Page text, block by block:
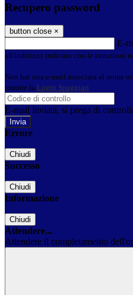
Recupero password
button close ×
E-
all'indirizzo indicato con le istruzioni
Non hai una e-mail associata al nome
tramite la Login Spaggiari
E-mail inviata, si prega di
Errore
Chiudi
Successo
Chiudi
Informazione
Chiudi
Attendere...
Attendere il completamento